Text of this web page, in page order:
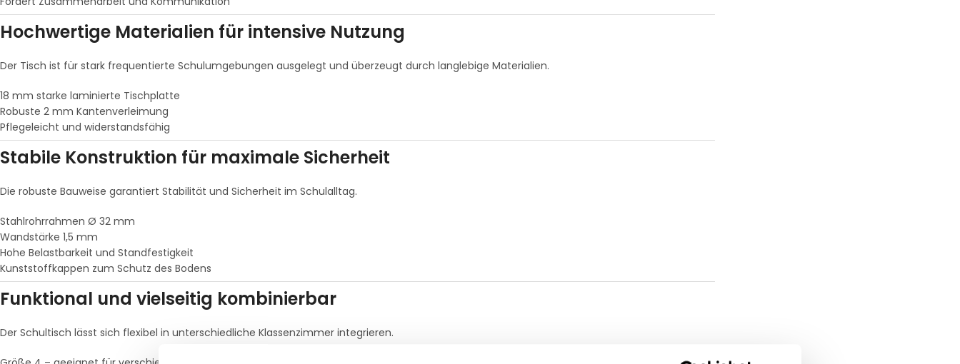
Hochwertige Materialien für intensive Nutzung
Der Tisch ist für stark frequentierte Schulumgebungen ausgelegt und überzeugt durch langlebige Materialien.
18 mm starke laminierte Tischplatte
Robuste 2 mm Kantenverleimung
Pflegeleicht und widerstandsfähig
Stabile Konstruktion für maximale Sicherheit
Die robuste Bauweise garantiert Stabilität und Sicherheit im Schulalltag.
Stahlrohrrahmen Ø 32 mm
Wandstärke 1,5 mm
Hohe Belastbarkeit und Standfestigkeit
Kunststoffkappen zum Schutz des Bodens
Funktional und vielseitig kombinierbar
Der Schultisch lässt sich flexibel in unterschiedliche Klassenzimmer integrieren.